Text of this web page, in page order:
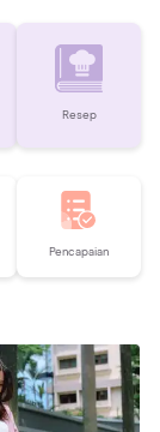
Resep
Pencapaian